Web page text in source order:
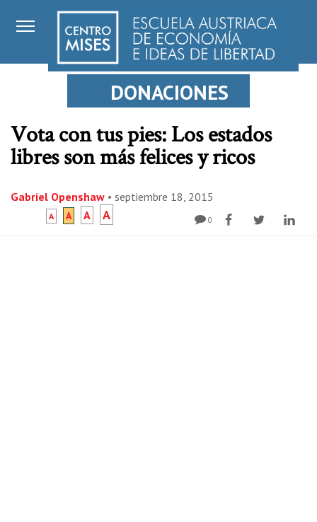
DONACIONES
Vota con tus pies: Los estados
libres son más felices y ricos
Gabriel Openshaw • septiembre 18, 2015
A A A A 0